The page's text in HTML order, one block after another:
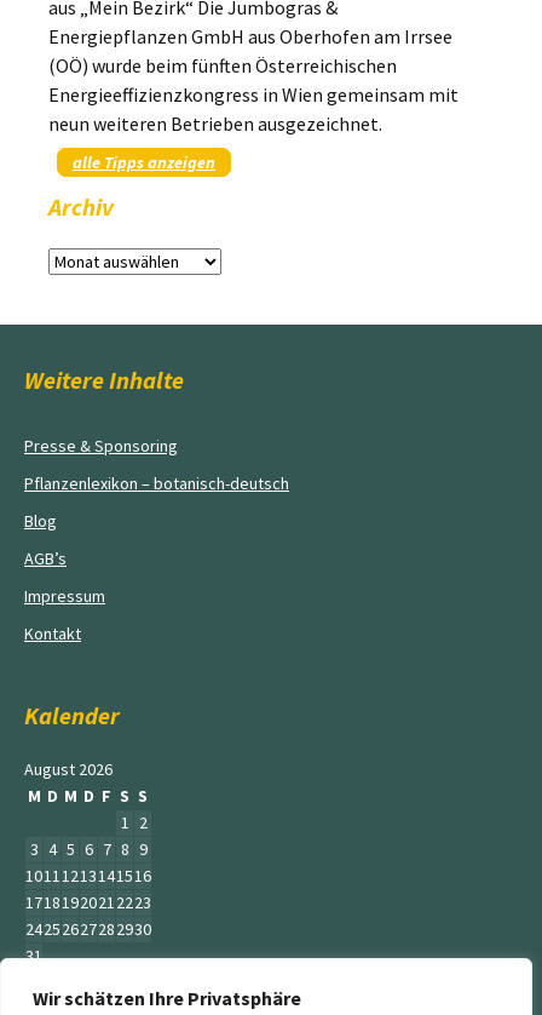
Wir schätzen Ihre Privatsphäre
aus „Mein Bezirk“ Die Jumbogras &
Energiepflanzen GmbH aus Oberhofen am Irrsee
(OÖ) wurde beim fünften Österreichischen
Energieeffizienzkongress in Wien gemeinsam mit
neun weiteren Betrieben ausgezeichnet.
alle Tipps anzeigen
Archiv
Archiv
Weitere Inhalte
Presse & Sponsoring
Pflanzenlexikon – botanisch-deutsch
Blog
AGB’s
Impressum
Kontakt
Kalender
August 2026
M D M D F S S
1 2
3 4 5 6 7 8 9
10111213141516
17181920212223
24252627282930
31
« Juni